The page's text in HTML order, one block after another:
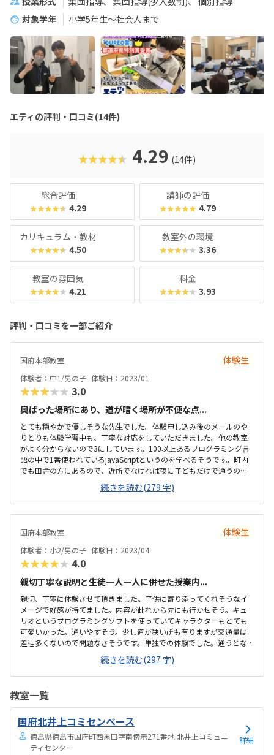
対象学年
小学5年生～社会人まで
エティの評判・口コミ(14件)
★★★★★ 4.29 (14件)
総合評価
★★★★★ 4.29
講師の評価
★★★★★ 4.79
カリキュラム・教材
★★★★★ 4.50
教室外の環境
★★★★★ 3.36
教室の雰囲気
★★★★★ 4.21
料金
★★★★★ 3.93
評判・口コミを一部ご紹介
国府本部教室 体験生
体験者：中1/男の子 体験日：2023/01
★★★★★ 3.0
奥ばった場所にあり、道が暗く場所が不便な点...
とても穏やかで優しそうな先生でした。体験申し込み後のメールのや
りとりも体験学習中も、丁寧な対応をしていただきました。他の教室
がよく分からないので3にしています。100以上あるプログラミング言
語の中で1番使われているjavaScriptというのを学べるそうです。町内
でも田舎の方にあるので、近所でなければ夜に子どもだけで通うのは
難しいかと思いました。コミセンの小会議のような部屋でやっていま
す。体験時は生徒2人だったので、ゆったり過ごせました。高めではあ
るけど、プログラミングだとこんな感じかなと。プラス3000円程で自
宅でも学習できるのがいいなと思いました。
続きを読む(279 字)
国府本部教室 体験生
体験者：小2/男の子 体験日：2023/04
★★★★★ 4.0
親切丁寧な説明と生徒一人一人に併せた授業内...
親切、丁寧に体験させて頂きました。子供に寄り添ってくれそうなイ
メージで好感が持てました。内容が此れから先にも行かせそう。キュ
リオというプログラミングソフトを使っていてキャラクターもとても
可愛いかった。通いやすそう。少し道が狭い所も有りますが交通量は
差程多くないので問題なさそうです。単独での体験でした。通うとな
っても個別または最大でも2～3人なのでその点がとても良かったで
す。なかなか個別でこの値段設定はないので。もう少し安いと助かり
ますがプログラミング教室としては妥当な値段設定かなと。魅力的な
いついていたのが良かったと思います。
続きを読む(297 字)
教室一覧
国府北井上コミセンベース
徳島県徳島市国府町西黒田字南傍示271番地 北井上コミュニ
ティセンター
詳細